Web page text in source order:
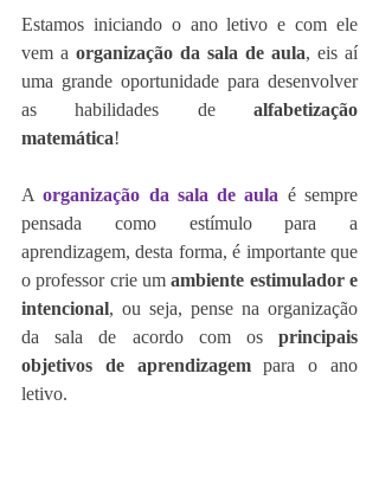
Estamos iniciando o ano letivo e com ele
vem a organização da sala de aula, eis aí
uma grande oportunidade para desenvolver
as habilidades de alfabetização
matemática!
A organização da sala de aula é sempre
pensada como estímulo para a
aprendizagem, desta forma, é importante que
o professor crie um ambiente estimulador e
intencional, ou seja, pense na organização
da sala de acordo com os principais
objetivos de aprendizagem para o ano
letivo.